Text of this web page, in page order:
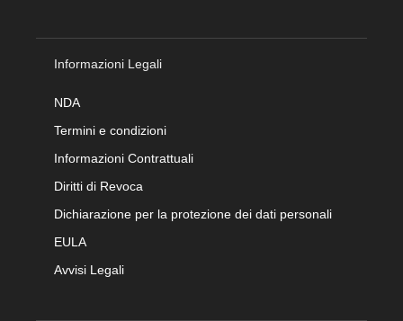
Informazioni Legali
NDA
Termini e condizioni
Informazioni Contrattuali
Diritti di Revoca
Dichiarazione per la protezione dei dati personali
EULA
Avvisi Legali